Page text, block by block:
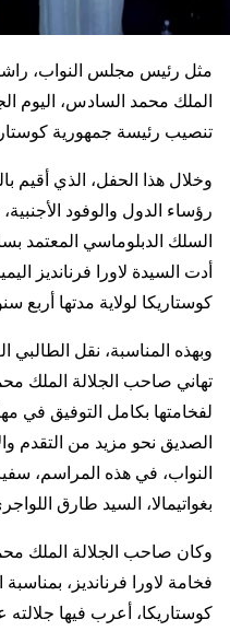
مثل رئيس مجلس النواب،
الملك محمد السادس،
تنصيب رئيسة جمهورية
وخلال هذا الحفل، الذي أقيم
رؤساء الدول والوفود
السلك الدبلوماسي
أدت السيدة لاورا فرنانديز
كوستاريكا لولاية مدتها أربع
وبهذه المناسبة، نقل الطالبي
تهاني صاحب الجلالة الملك
لفخامتها بكامل التوفيق في
الصديق نحو مزيد من التقدم
النواب، في هذه المراسم،
بغواتيمالا، السيد طارق
وكان صاحب الجلالة الملك
فخامة لاورا فرنانديز،
كوستاريكا، أعرب فيها جلالته